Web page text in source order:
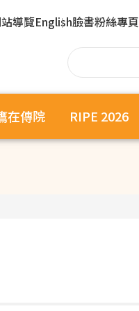
導覽English臉書粉絲專頁
在傳院 RIPE 2026